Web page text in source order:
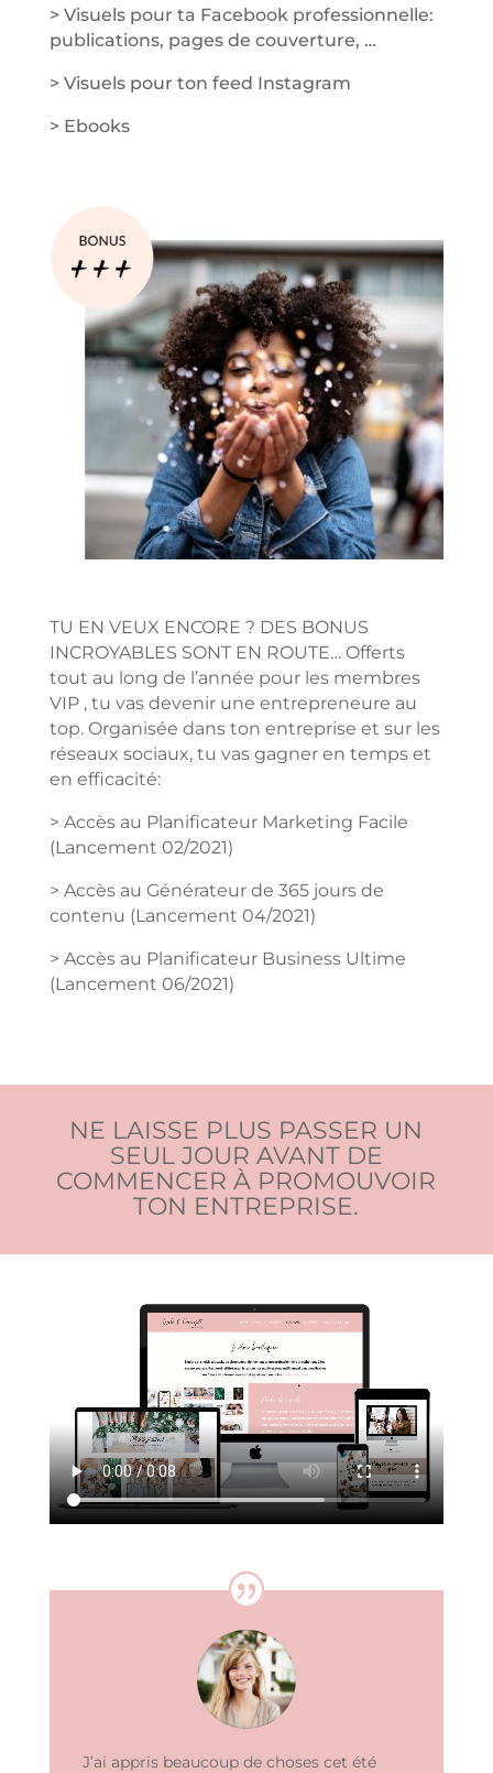
> Visuels pour ta Facebook professionnelle:
publications, pages de couverture, …
> Visuels pour ton feed Instagram
> Ebooks
TU EN VEUX ENCORE ? DES BONUS
INCROYABLES SONT EN ROUTE… Offerts
tout au long de l’année pour les membres
VIP , tu vas devenir une entrepreneure au
top. Organisée dans ton entreprise et sur les
réseaux sociaux, tu vas gagner en temps et
en efficacité:
> Accès au Planificateur Marketing Facile
(Lancement 02/2021)
> Accès au Générateur de 365 jours de
contenu (Lancement 04/2021)
> Accès au Planificateur Business Ultime
(Lancement 06/2021)
NE LAISSE PLUS PASSER UN
SEUL JOUR AVANT DE
COMMENCER À PROMOUVOIR
TON ENTREPRISE.
J’ai appris beaucoup de choses cet été